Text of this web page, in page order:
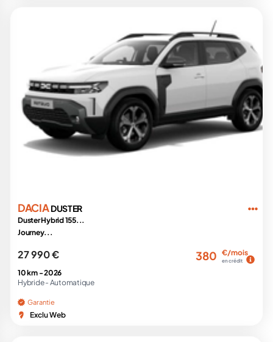
DACIADUSTER
Duster Hybrid 155...
Journey...
27 990 € 380 €/mois
en crédit
10 km -2026
Hybride - Automatique
Garantie
Exclu Web